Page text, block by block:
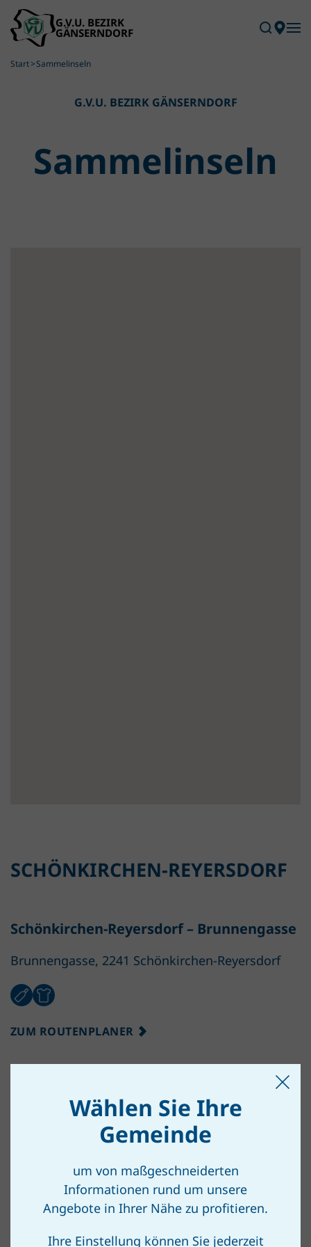
Skip to main content
Start Sammelinseln
G.V.U. BEZIRK GÄNSERNDORF
Sammel­inseln
SCHÖNKIRCHEN-REYERSDORF
Schönkirchen-Reyersdorf – Brunnengasse
Brunnengasse, 2241 Schönkirchen-Reyersdorf
ZUM ROUTENPLANER
Schönkirchen-Reyersdorf – Gartengasse
Gartengasse, 2241 Reyersdorf
ZUM ROUTENPLANER
Wählen Sie Ihre
Gemeinde
um von maßgeschneiderten
Informationen rund um unsere
Angebote in Ihrer Nähe zu profitieren.
Ihre Einstellung können Sie jederzeit